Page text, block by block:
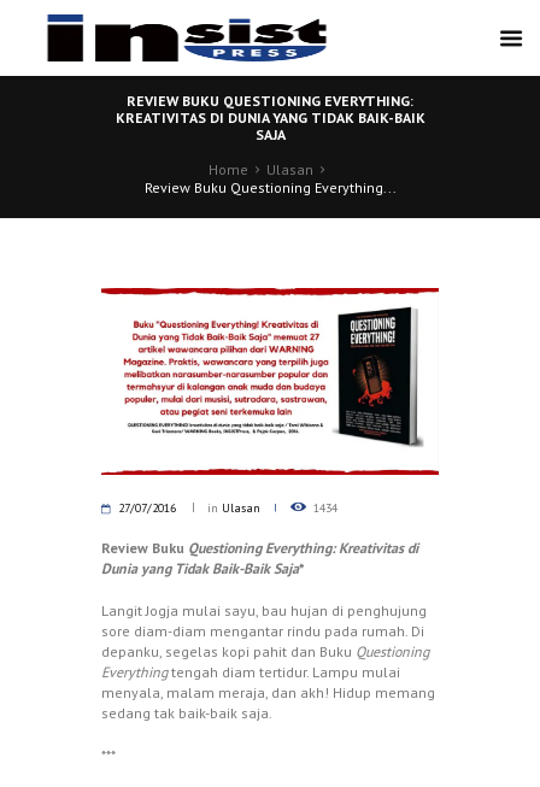
REVIEW BUKU QUESTIONING EVERYTHING:
KREATIVITAS DI DUNIA YANG TIDAK BAIK-BAIK
SAJA
Home
Ulasan
Review Buku Questioning Everything...
27/07/2016 in Ulasan 1434
Review Buku Questioning Everything: Kreativitas di
Dunia yang Tidak Baik-Baik Saja*
Langit Jogja mulai sayu, bau hujan di penghujung
sore diam-diam mengantar rindu pada rumah. Di
depanku, segelas kopi pahit dan Buku Questioning
Everythingtengah diam tertidur. Lampu mulai
menyala, malam meraja, dan akh! Hidup memang
sedang tak baik-baik saja.
***